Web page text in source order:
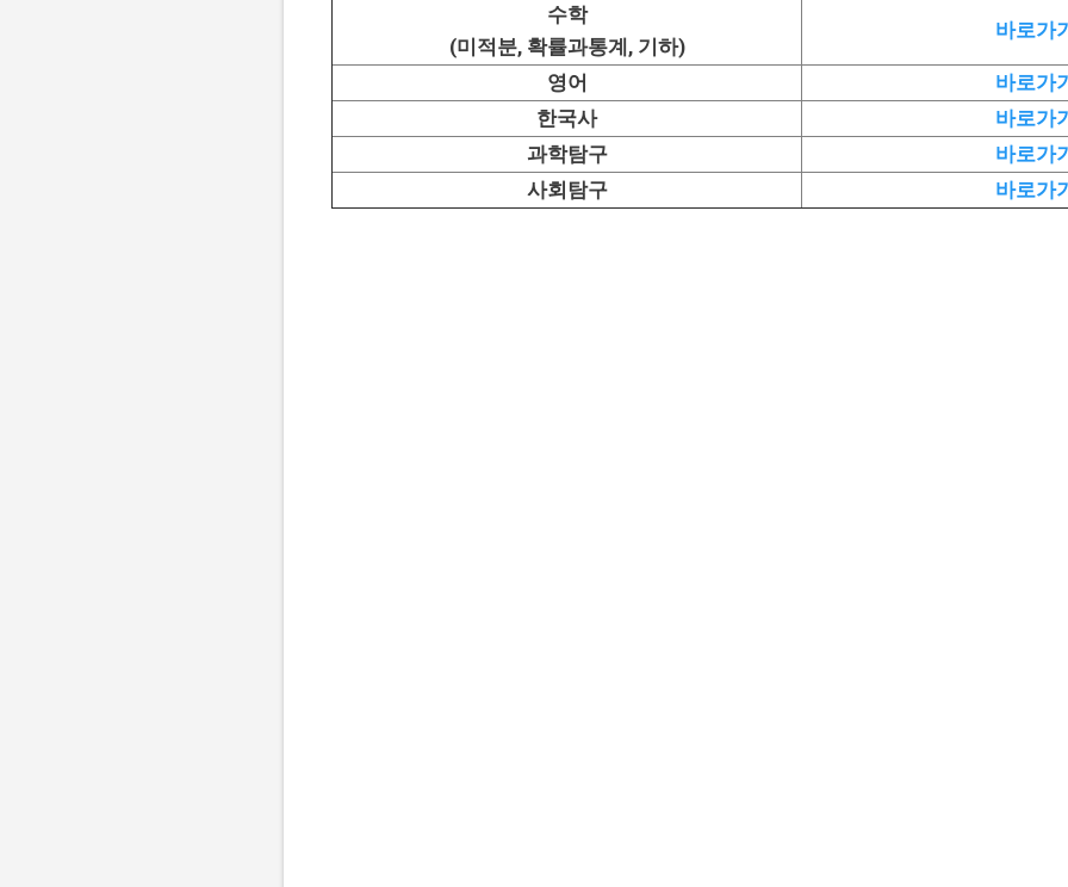
수학
(미적분, 확률과통계, 기하)
바로가
영어
바로가
한국사
바로가
과학탐구
바로가
사회탐구
바로가